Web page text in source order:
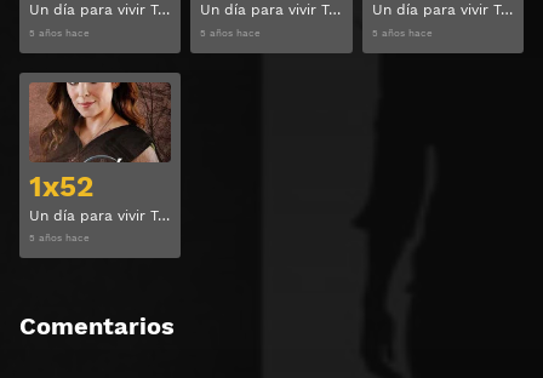
Un día para vivir Temporada 1 Capitulo 49
5 años hace
Un día para vivir Temporada 1 Capitulo 50
5 años hace
Un día para vivir Temporada 1 Capitulo 51
5 años hace
1x52
Un día para vivir Temporada 1 Capitulo 52
5 años hace
Comentarios